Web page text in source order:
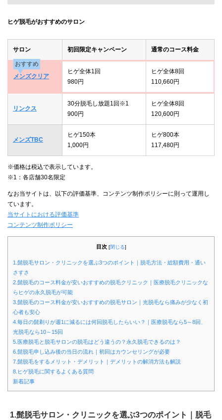
ヒゲ脱毛がおすすめのサロン
サロン 初回限定キャンペーン 通常のコース料金
おすすめ
メンズクリア
ヒゲ全体1回
980円
ヒゲ全体8回
110,660円
リンクス
30分脱毛し放題1回※1
900円
ヒゲ全体8回
120,600円
メンズTBC
ヒゲ150本
1,000円
ヒゲ800本
117,480円
※価格は税込で表示しています。
※1：各店舗30名限定
なお当サイトは、以下の評価基準、コンテンツ制作ポリシーに則って運用し
ています。
当サイトにおける評価基準
コンテンツ制作ポリシー
目次 [閉じる]
1.髭脱毛サロン・クリニックを選ぶ3つのポイント｜脱毛方法・総額費用・通い
さすさ
2.髭脱毛のコース料金が安いおすすめの脱毛クリニック｜医療脱毛クリニックな
らヒゲの永久脱毛が可能
3.髭脱毛のコース料金が安いおすすめの脱毛サロン｜光脱毛なら痛みが少なく初
心者も安心
4.毎日の髭剃りが週1に減るには何回脱毛したらいい？｜医療脱毛なら5～8回、
光脱毛なら10～15回
5.医療脱毛と脱毛サロンの脱毛はどう違うの？永久脱毛できるのは？
6.髭脱毛申し込み後の当日の流れ｜初回はカウンセリングが必要
7.髭脱毛をするメリット・デメリット｜デメリットの解消方法も解説
8.ヒゲ脱毛に関するよくある質問
新着記事
1.髭脱毛サロン・クリニックを選ぶ3つのポイント｜脱毛